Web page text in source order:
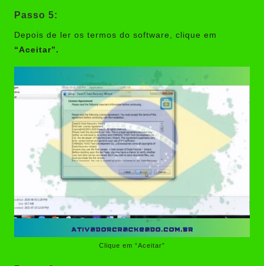
Passo 5:
Depois de ler os termos do software, clique em
“Aceitar”.
Clique em “Aceitar”